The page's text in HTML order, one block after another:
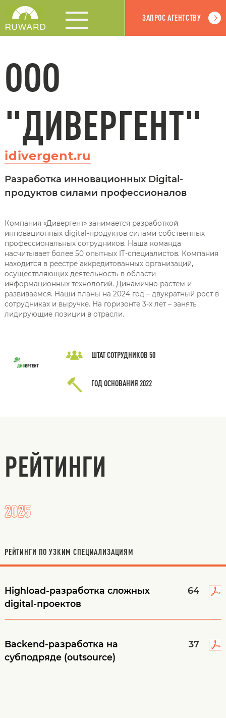
ЗАПРОС АГЕНТСТВУ
ООО
"ДИВЕРГЕНТ"
idivergent.ru
Разработка инновационных Digital-
продуктов силами профессионалов
Компания «Дивергент» занимается разработкой
инновационных digital-продуктов силами собственных
профессиональных сотрудников. Наша команда
насчитывает более 50 опытных IT-специалистов. Компания
находится в реестре аккредитованных организаций,
осуществляющих деятельность в области
информационных технологий. Динамично растем и
развиваемся. Наши планы на 2024 год – двукратный рост в
сотрудниках и выручке. На горизонте 3-х лет – занять
лидирующие позиции в отрасли.
ШТАТ СОТРУДНИКОВ 50
ГОД ОСНОВАНИЯ 2022
РЕЙТИНГИ
2025
РЕЙТИНГИ ПО УЗКИМ СПЕЦИАЛИЗАЦИЯМ
Highload-разработка сложных
digital-проектов
64
Backend-разработка на
субподряде (outsource)
37